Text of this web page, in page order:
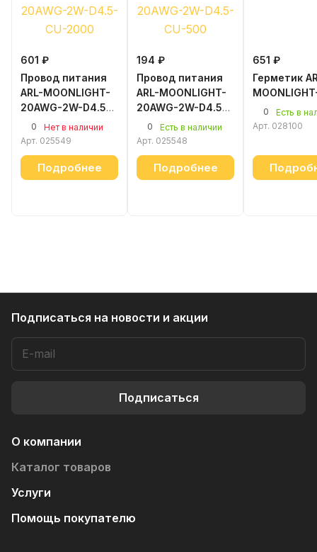
601 ₽
Провод питания
ARL-MOONLIGHT-
20AWG-2W-D4.5-
CU-2000 White
0
Нет в наличии
Арт. 025549
Подробнее
194 ₽
Провод питания
ARL-MOONLIGHT-
20AWG-2W-D4.5-
CU-500 White
0
Есть в наличии
Арт. 025548
Подробнее
651 ₽
Герметик
0
Есть в
Арт. 028100
Подписаться на новости и акции
Подписаться
О компании
Каталог товаров
Услуги
Помощь покупателю